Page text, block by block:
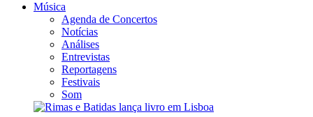
Música
Agenda de Concertos
Notícias
Análises
Entrevistas
Reportagens
Festivais
Som